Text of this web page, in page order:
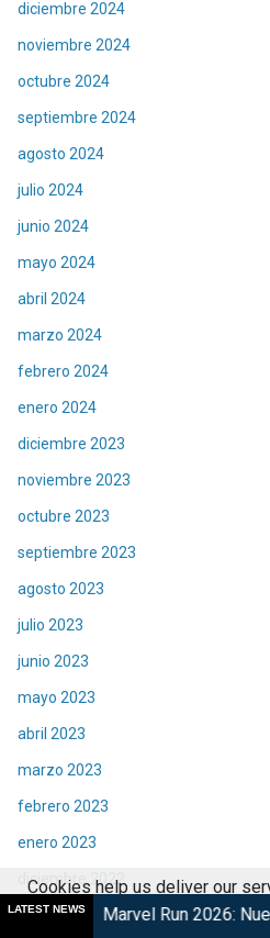
diciembre 2024
noviembre 2024
octubre 2024
septiembre 2024
agosto 2024
julio 2024
junio 2024
mayo 2024
abril 2024
marzo 2024
febrero 2024
enero 2024
diciembre 2023
noviembre 2023
octubre 2023
septiembre 2023
agosto 2023
julio 2023
junio 2023
mayo 2023
abril 2023
marzo 2023
febrero 2023
enero 2023
diciembre 2022
noviembre 2022
LATEST NEWS
Run 2026: Nueva carrera
Cookies help us deliver our
services, you agree to our use